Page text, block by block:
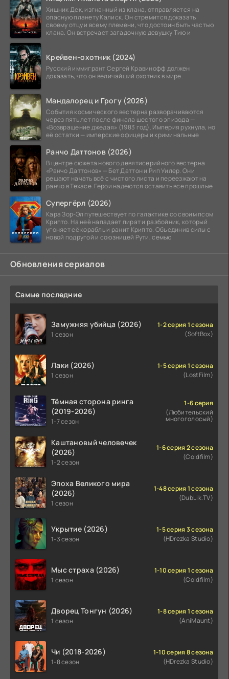
Хищник Дек, изгнанный из клана, отправляется на
опасную планету Калиск. Он стремится доказать
своему отцу и всему племени, что достоин быть частью
клана. Он встречает загадочную девушку Тию и
Крейвен-охотник (2024)
Русский иммигрант Сергей Кравинофф должен
доказать, что он величайший охотник в мире.
Мандалорец и Грогу (2026)
События космического вестерна разворачиваются
через пять лет после финала шестого эпизода —
«Возвращение джедая» (1983 год). Империя рухнула, но
её остатки — имперские офицеры и криминальные
Ранчо Даттонов (2026)
В центре сюжета нового девятисерийного вестерна
«Ранчо Даттонов» — Бет Даттон и Рип Уилер. Они
решают начать всё с чистого листа и переезжают на
ранчо в Техасе. Герои надеются оставить все прошлые
Супергёрл (2026)
Кара Зор-Эл путешествует по галактике со своим псом
Крипто. На неё нападает пират и разбойник, который
угоняет её корабль и ранит Крипто. Объединив силы с
новой подругой и союзницей Рути, семью
Обновления сериалов
Самые последние
Замужняя убийца (2026)
1 сезон
1-2 серия 1 сезона
(SoftBox)
Лаки (2026)
1 сезон
1-5 серия 1 сезона
(LostFilm)
Тёмная сторона ринга
(2019-2026)
1-7 сезон
1-6 серия
(Любительский
многоголосый)
Каштановый человечек
(2026)
1-2 сезон
1-6 серия 2 сезона
(Coldfilm)
Эпоха Великого мира
(2026)
1 сезон
1-48 серия 1 сезона
(DubLik.TV)
Укрытие (2026)
1-3 сезон
1-5 серия 3 сезона
(HDrezka Studio)
Мыс страха (2026)
1 сезон
1-10 серия 1 сезона
(Coldfilm)
Дворец Тонгун (2026)
1 сезон
1-8 серия 1 сезона
(AniMaunt)
Чи (2018-2026)
1-8 сезон
1-10 серия 8 сезона
(HDrezka Studio)